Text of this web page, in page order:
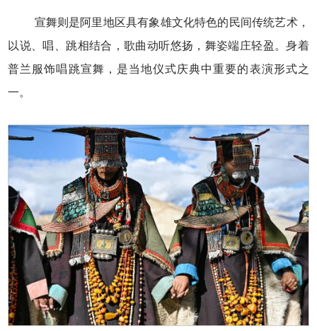
宣舞则是阿里地区具有象雄文化特色的民间传统艺术，
以说、唱、跳相结合，歌曲动听悠扬，舞姿端庄轻盈。身着
普兰服饰唱跳宣舞，是当地仪式庆典中重要的表演形式之
一。